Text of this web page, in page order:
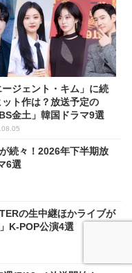
ージェント・キム」に続
ット作は？放送予定の
金土」韓国ドラマ9選
続々！2026年下半期放
6選
の生中継ほかライブが
K-POP公演4選